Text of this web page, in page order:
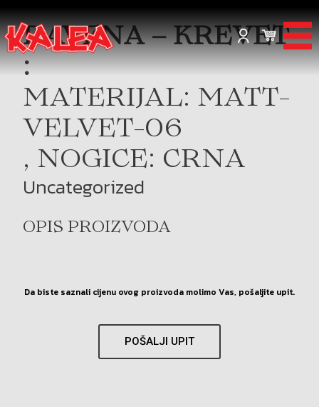
RAVENA – KREVET
:
MATERIJAL: MATT-
VELVET-06
, NOGICE: CRNA
Uncategorized
OPIS PROIZVODA
Da biste saznali cijenu ovog proizvoda molimo Vas, pošaljite upit.
POŠALJI UPIT